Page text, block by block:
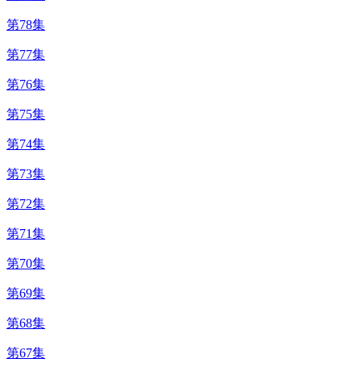
第78集
第77集
第76集
第75集
第74集
第73集
第72集
第71集
第70集
第69集
第68集
第67集